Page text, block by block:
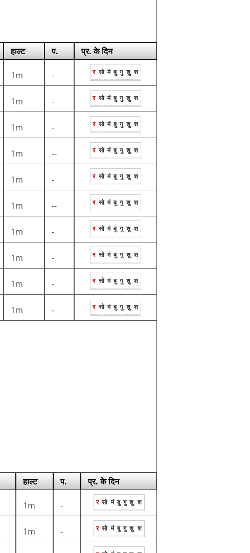
हाल्ट प. प्र. के दिन
1m - र सो मं बु गु शु श
1m - र सो मं बु गु शु श
1m - र सो मं बु गु शु श
1m -- र सो मं बु गु शु श
1m - र सो मं बु गु शु श
1m -- र सो मं बु गु शु श
1m - र सो मं बु गु शु श
1m - र सो मं बु गु शु श
1m - र सो मं बु गु शु श
1m - र सो मं बु गु शु श
हाल्ट प. प्र. के दिन
1m - र सो मं बु गु शु श
1m - र सो मं बु गु शु श